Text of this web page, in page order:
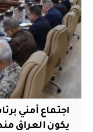
اجتماع أمني
يكون العراق